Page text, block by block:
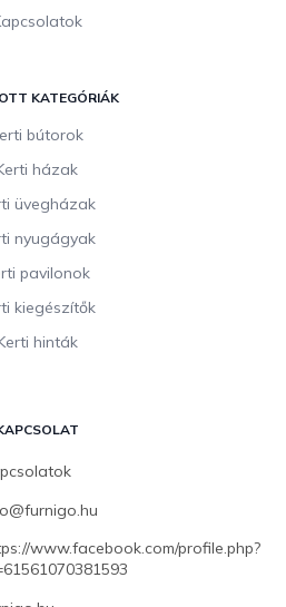
KATEGÓRIÁK
bútorok
házak
üvegházak
nyugágyak
pavilonok
kiegészítők
hinták
@furnigo.hu
www.facebook.com/profile.php?